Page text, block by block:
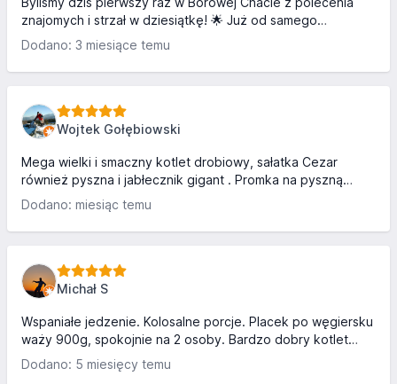
znajomych i strzał w dziesiątkę! 🌟 Już od samego
początku zachwycił nas klimat – zarówno z zewnątrz, jak i
w środku restauracja prezentuje się przepięknie i bardzo
przytulnie. Na obsługę musieliśmy chwilę poczekać, choć
na nasze wrażenia, bo wszystko wynagrodziła kuchnia. A ta
jest naprawdę na najwyższym poziomie – smak po prostu
nie do opisania. Każdy kęs to czysta przyjemność!...
Dodano: 3 miesiące temu
Wojtek Gołębiowski
Mega wielki i smaczny kotlet drobiowy, sałatka Cezar
również pyszna i jabłecznik gigant . Promka na pyszną
pizze , fi 32 cm druga za pół ceny a trzecia za 10 zeta .
Super obsługa i ceny rewelka . Polecam .
Dodano: miesiąc temu
Michał S
Wspaniałe jedzenie. Kolosalne porcje. Placek po węgiersku
waży 900g, spokojnie na 2 osoby. Bardzo dobry kotlet
zapieczony z serem. Gigantyczny schabowy który nie
miescił się na talerzu. Wszystko smaczne i świeże, tanie,
Dodano: 5 miesięcy temu